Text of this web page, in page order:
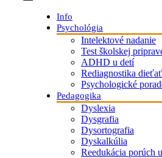
Info
Psychológia
Intelektové nadanie
Test školskej
ADHD u detí
Rediagnostika
Psychologické
Pedagogika
Dyslexia
Dysgrafia
Dysortografia
Dyskalkúlia
Reedukácia porúch